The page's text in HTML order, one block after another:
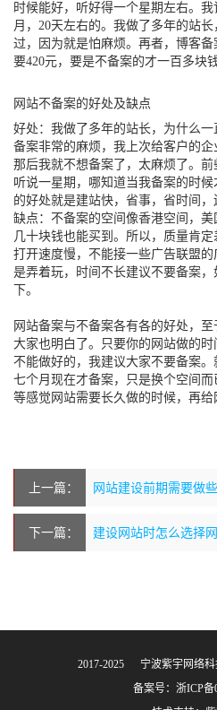
时候能好，听好得一个星期左右。
月，20天左右的。我做了多年的站
过，因为就是怕麻烦。再者，博客
要420元，要是不备案的才一百多块钱
网站不备案的好处及缺点
好处：我做了多年的站长，为什么
备案非常的麻烦，我上次给客户的
那后我就不想备案了，太麻烦了。
听说一星期，哪知道当我备案的时
的好处就是建站快，省事，省时间，
缺点：不备案的空间像香港空间，
几十块钱也能买到。所以，质量肯
打开速度慢，不能接一些广告联盟
是弄着玩，时间不长建议不要备案
下。
网站备案与不备案各有各的好处，
大家也明白了。只要你的网站做的
不能做好的，我建议大家不要备案
七个月现在才备案，只是换个空间而
等感觉网站需要长久做的时候，再给
上一篇： 网站建设前期需要做
下一篇： 建设网站时怎么选择网
2017-2025 © 宁波紫宇网络科
备案号： 浙ICP备